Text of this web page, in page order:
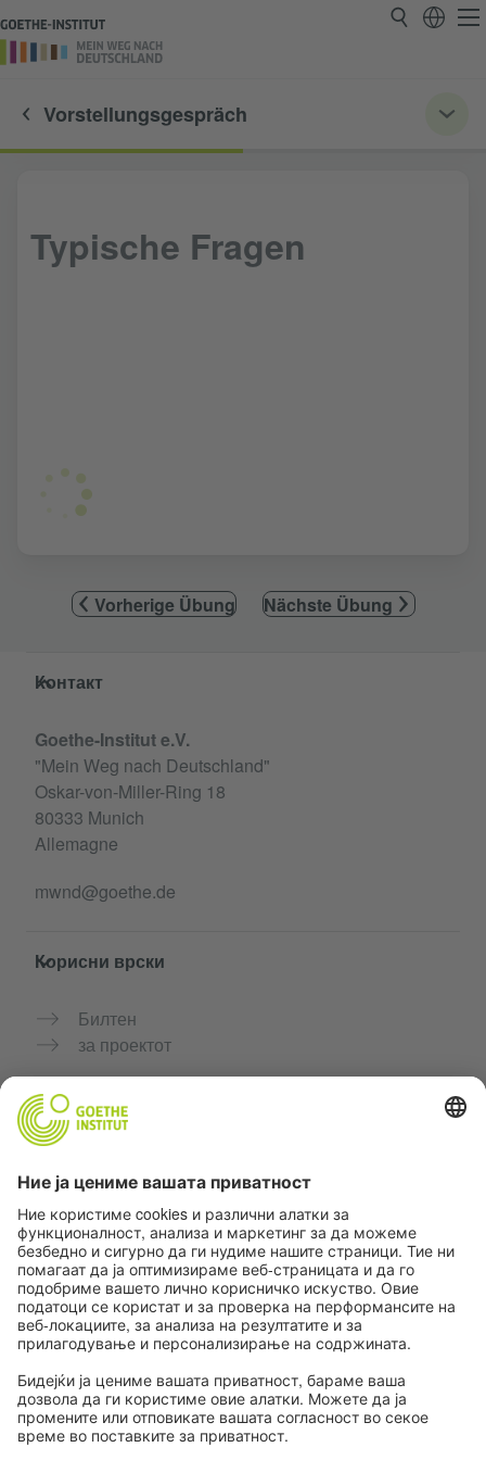
Vorstellungsgespräch
Typische Fragen
Vorherige Übung Nächste Übung
Service- und Informationsbereich
Контакт
Goethe-Institut e.V.
"Mein Weg nach Deutschland"
Oskar-von-Miller-Ring 18
80333 Munich
Allemagne
mwnd@goethe.de
Корисни врски
Билтен
за проектот
Дополнителни веб-страници
Заедница „Германски јазик за тебе"
Вежбајте германски бесплатно
Курсеви по германски јазик на Goethe-Institut
Портал за наставници „Deutschstunde“
Приватност и пристапност
Поставки за приватност